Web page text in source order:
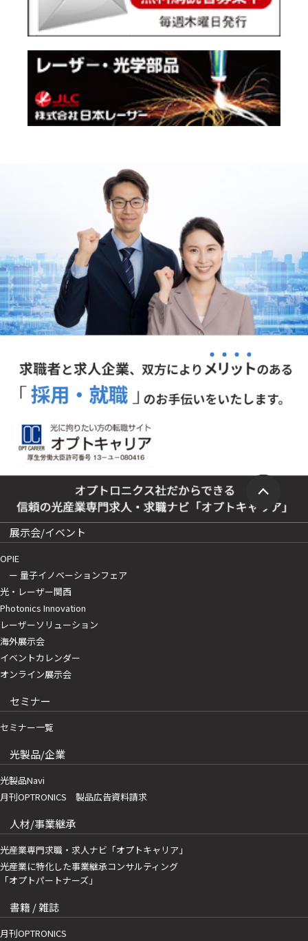
展示会/イベント
OPIE
ー 量子イノベーションフェア
光・レーザー関西
Photonics Innovation
レーザーソリューション
海外展示会
イベントカレンダー
オンライン展示会
セミナー
セミナー一覧
光製品/企業
光製品Navi
月刊OPTRONICS 製品広告資料請求
人材/事業継承
光産業専門求職・求人ナビ「オプトキャリア」
光産業に特化した事業継承コンサルティング
「オプトパートナーズ」
書籍 / 雑誌
月刊OPTRONICS